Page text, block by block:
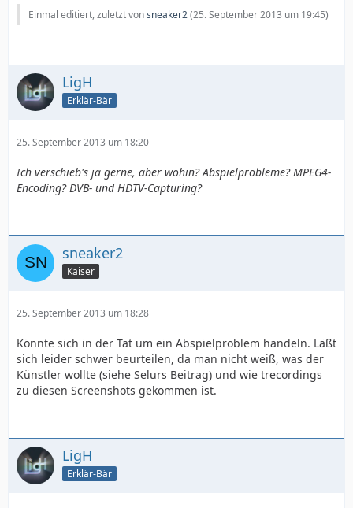
Einmal editiert, zuletzt vonsneaker2(25. September 2013 um 19:45)
LigH
Erklär-Bär
25. September 2013 um 18:20
Ich verschieb's ja gerne, aber wohin? Abspielprobleme? MPEG4-
Encoding? DVB- und HDTV-Capturing?
sneaker2
Kaiser
25. September 2013 um 18:28
Könnte sich in der Tat um ein Abspielproblem handeln. Läßt
sich leider schwer beurteilen, da man nicht weiß, was der
Künstler wollte (siehe Selurs Beitrag) und wie trecordings
zu diesen Screenshots gekommen ist.
LigH
Erklär-Bär